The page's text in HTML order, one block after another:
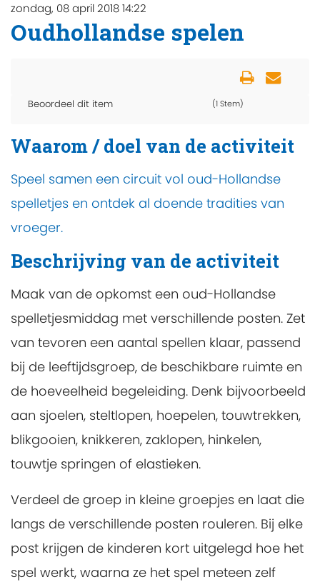
zondag, 08 april 2018 14:22
Oudhollandse spelen
Beoordeel dit item (1 Stem)
Waarom / doel van de activiteit
Speel samen een circuit vol oud-Hollandse
spelletjes en ontdek al doende tradities van
vroeger.
Beschrijving van de activiteit
Maak van de opkomst een oud-Hollandse
spelletjesmiddag met verschillende posten. Zet
van tevoren een aantal spellen klaar, passend
bij de leeftijdsgroep, de beschikbare ruimte en
de hoeveelheid begeleiding. Denk bijvoorbeeld
aan sjoelen, steltlopen, hoepelen, touwtrekken,
blikgooien, knikkeren, zaklopen, hinkelen,
touwtje springen of elastieken.
Verdeel de groep in kleine groepjes en laat die
langs de verschillende posten rouleren. Bij elke
post krijgen de kinderen kort uitgelegd hoe het
spel werkt, waarna ze het spel meteen zelf